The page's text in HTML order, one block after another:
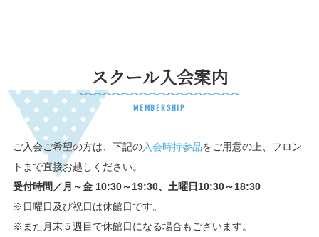
スクール入会案内
MEMBERSHIP
ご入会ご希望の方は、下記の入会時持参品をご用意の上、フロン
トまで直接お越しください。
受付時間／月～金 10:30～19:30、土曜日10:30～18:30
※日曜日及び祝日は休館日です。
※また月末５週目で休館日になる場合もございます。